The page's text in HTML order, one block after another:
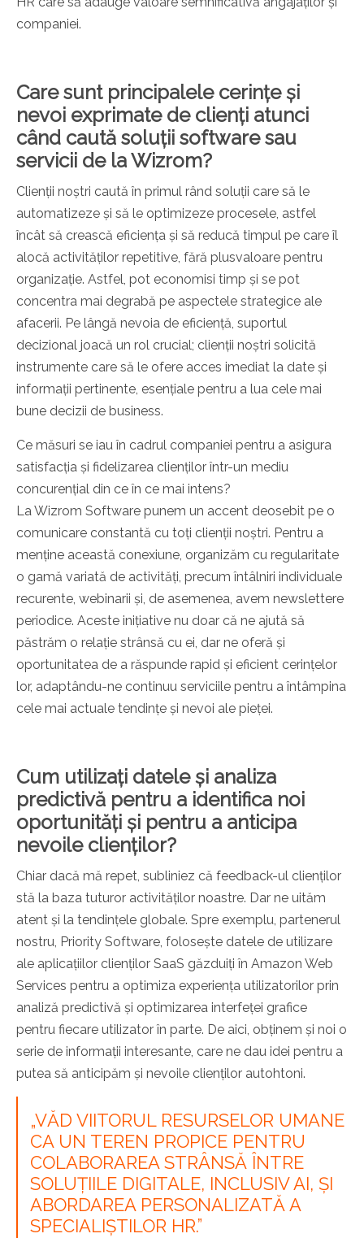
companiei.
Care sunt principalele cerințe și
nevoi exprimate de clienți atunci
când caută soluții software sau
servicii de la Wizrom?
Clienții noștri caută în primul rând soluții care să le
automatizeze și să le optimizeze procesele, astfel
încât să crească eficiența și să reducă timpul pe care îl
alocă activităților repetitive, fără plusvaloare pentru
organizație. Astfel, pot economisi timp și se pot
concentra mai degrabă pe aspectele strategice ale
afacerii. Pe lângă nevoia de eficiență, suportul
decizional joacă un rol crucial; clienții noștri solicită
instrumente care să le ofere acces imediat la date și
informații pertinente, esențiale pentru a lua cele mai
bune decizii de business.
Ce măsuri se iau în cadrul companiei pentru a asigura
satisfacția și fidelizarea clienților într-un mediu
concurențial din ce în ce mai intens?
La Wizrom Software punem un accent deosebit pe o
comunicare constantă cu toți clienții noștri. Pentru a
menține această conexiune, organizăm cu regularitate
o gamă variată de activități, precum întâlniri individuale
recurente, webinarii și, de asemenea, avem newslettere
periodice. Aceste inițiative nu doar că ne ajută să
păstrăm o relație strânsă cu ei, dar ne oferă și
oportunitatea de a răspunde rapid și eficient cerințelor
lor, adaptându-ne continuu serviciile pentru a întâmpina
cele mai actuale tendințe și nevoi ale pieței.
Cum utilizați datele și analiza
predictivă pentru a identifica noi
oportunități și pentru a anticipa
nevoile clienților?
Chiar dacă mă repet, subliniez că feedback-ul clienților
stă la baza tuturor activităților noastre. Dar ne uităm
atent și la tendințele globale. Spre exemplu, partenerul
nostru, Priority Software, folosește datele de utilizare
ale aplicațiilor clienților SaaS găzduiți în Amazon Web
Services pentru a optimiza experiența utilizatorilor prin
analiză predictivă și optimizarea interfeței grafice
pentru fiecare utilizator în parte. De aici, obținem și noi o
serie de informații interesante, care ne dau idei pentru a
putea să anticipăm și nevoile clienților autohtoni.
„VĂD VIITORUL RESURSELOR UMANE
CA UN TEREN PROPICE PENTRU
COLABORAREA STRÂNSĂ ÎNTRE
SOLUȚIILE DIGITALE, INCLUSIV AI, ȘI
ABORDAREA PERSONALIZATĂ A
SPECIALIȘTILOR HR.”